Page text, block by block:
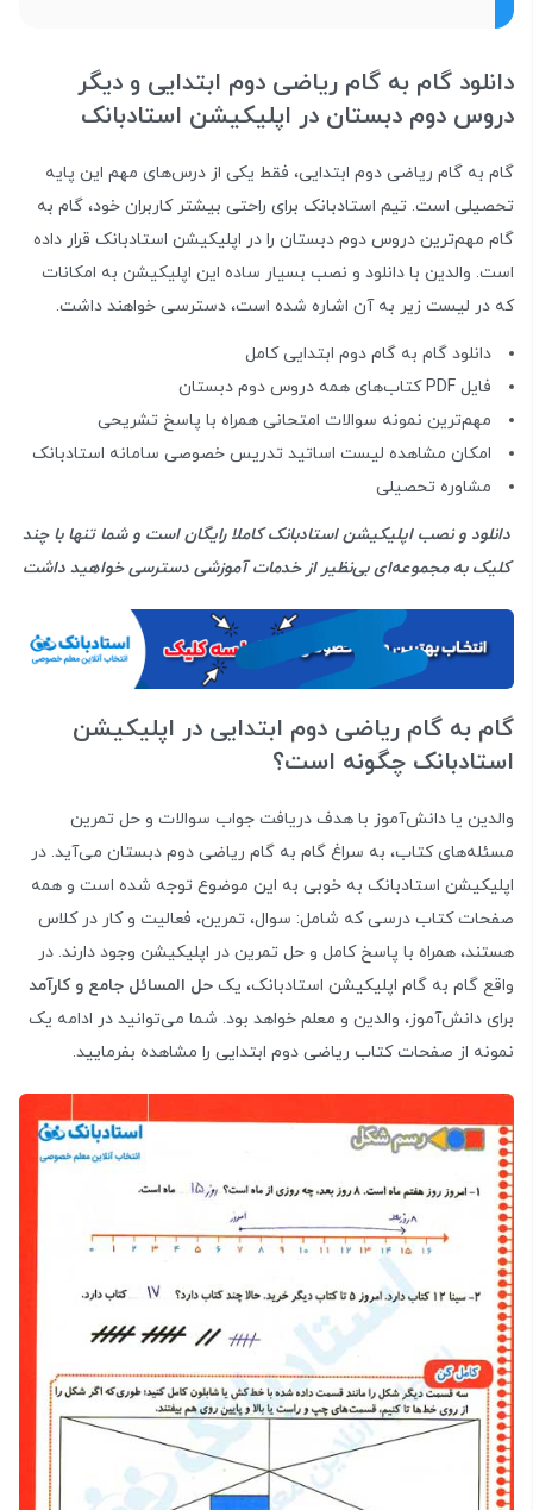
دانلود گام به گام ریاضی دوم ابتدایی و دیگر
دروس دوم دبستان در اپلیکیشن استادبانک
گام به گام ریاضی دوم ابتدایی، فقط یکی از درس‌های مهم این پایه
تحصیلی است. تیم استادبانک برای راحتی بیشتر کاربران خود، گام به
گام مهم‌ترین دروس دوم دبستان را در اپلیکیشن استادبانک قرار داده
است. والدین با دانلود و نصب بسیار ساده این اپلیکیشن به امکانات
که در لیست زیر به آن اشاره شده است، دسترسی خواهند داشت.
دانلود گام به گام دوم ابتدایی کامل
فایل PDF کتاب‌های همه دروس دوم دبستان
مهم‌ترین نمونه سوالات امتحانی همراه با پاسخ تشریحی
امکان مشاهده لیست اساتید تدریس خصوصی سامانه استادبانک
مشاوره تحصیلی
دانلود و نصب اپلیکیشن استادبانک کاملا رایگان است و شما تنها با چند
کلیک به مجموعه‌ای بی‌نظیر از خدمات آموزشی دسترسی خواهید داشت
گام به گام ریاضی دوم ابتدایی در اپلیکیشن
استادبانک چگونه است؟
والدین یا دانش‌آموز با هدف دریافت جواب سوالات و حل تمرین
مسئله‌های کتاب، به سراغ گام به گام ریاضی دوم دبستان می‌آید. در
اپلیکیشن استادبانک به خوبی به این موضوع توجه شده است و همه
صفحات کتاب درسی که شامل: سوال، تمرین، فعالیت و کار در کلاس
هستند، همراه با پاسخ کامل و حل تمرین در اپلیکیشن وجود دارند. در
واقع گام به گام اپلیکیشن استادبانک، یک حل المسائل جامع و کارآمد
برای دانش‌آموز، والدین و معلم خواهد بود. شما می‌توانید در ادامه یک
نمونه از صفحات کتاب ریاضی دوم ابتدایی را مشاهده بفرمایید.